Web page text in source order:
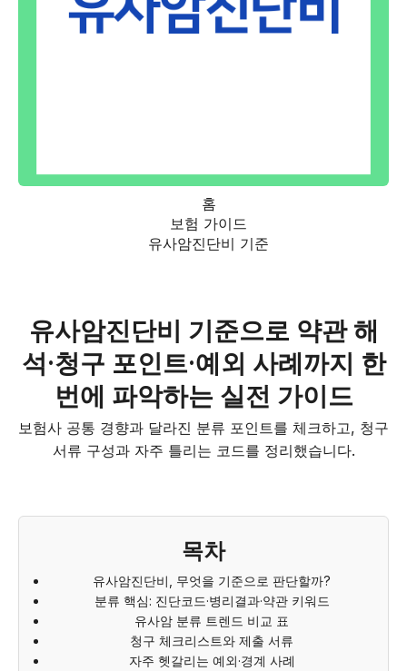
홈
보험 가이드
유사암진단비 기준
유사암진단비 기준으로 약관 해
석·청구 포인트·예외 사례까지 한
번에 파악하는 실전 가이드
보험사 공통 경향과 달라진 분류 포인트를 체크하고, 청구
서류 구성과 자주 틀리는 코드를 정리했습니다.
목차
유사암진단비, 무엇을 기준으로 판단할까?
분류 핵심: 진단코드·병리결과·약관 키워드
유사암 분류 트렌드 비교 표
청구 체크리스트와 제출 서류
자주 헷갈리는 예외·경계 사례